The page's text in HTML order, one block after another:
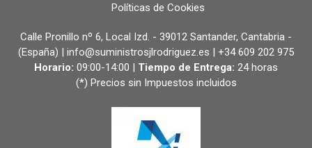
Políticas de Cookies
Calle Pronillo nº 6, Local Izd. - 39012 Santander, Cantabria -
(España) | info@suministrosjlrodriguez.es | +34 609 202 975
Horario: 09:00-14:00 | Tiempo de Entrega: 24 horas
(*) Precios sin Impuestos incluidos